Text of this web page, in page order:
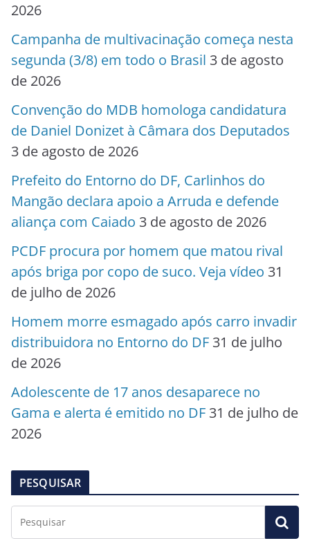
2026
Campanha de multivacinação começa nesta
segunda (3/8) em todo o Brasil 3 de agosto
de 2026
Convenção do MDB homologa candidatura
de Daniel Donizet à Câmara dos Deputados
3 de agosto de 2026
Prefeito do Entorno do DF, Carlinhos do
Mangão declara apoio a Arruda e defende
aliança com Caiado 3 de agosto de 2026
PCDF procura por homem que matou rival
após briga por copo de suco. Veja vídeo 31
de julho de 2026
Homem morre esmagado após carro invadir
distribuidora no Entorno do DF 31 de julho
de 2026
Adolescente de 17 anos desaparece no
Gama e alerta é emitido no DF 31 de julho de
2026
PESQUISAR